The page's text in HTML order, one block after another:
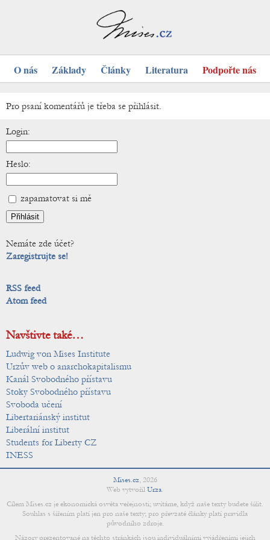
O nás Základy Články Literatura Podpořte nás
Pro psaní komentářů je třeba se přihlásit.
Login:
Heslo:
zapamatovat si mě
Nemáte zde účet?
Zaregistrujte se!
RSS feed
Atom feed
Navštivte také…
Ludwig von Mises Institute
Urzův web o anarchokapitalismu
Kanál Svobodného přístavu
Stoky Svobodného přístavu
Svoboda učení
Libertariánský institut
Liberální institut
Students for Liberty CZ
INESS
Mises.cz, 2026
Web vytvořil Urza.
Cílem Mises.cz je ekonomická osvěta veřejnosti; uvítáme, když naše texty budete šířit.
Souhlas s šířením platí jen pro naše texty; pro převzaté články platí pravidla
původního zdroje.
Názory prezentované na těchto stránkách jsou individuálními vyjádřeními jejich